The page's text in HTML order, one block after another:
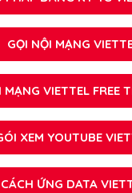
GỌI NỘI MẠNG
MẠNG VIETTEL FREE
XEM YOUTUBE
CÁCH ỨNG DATA